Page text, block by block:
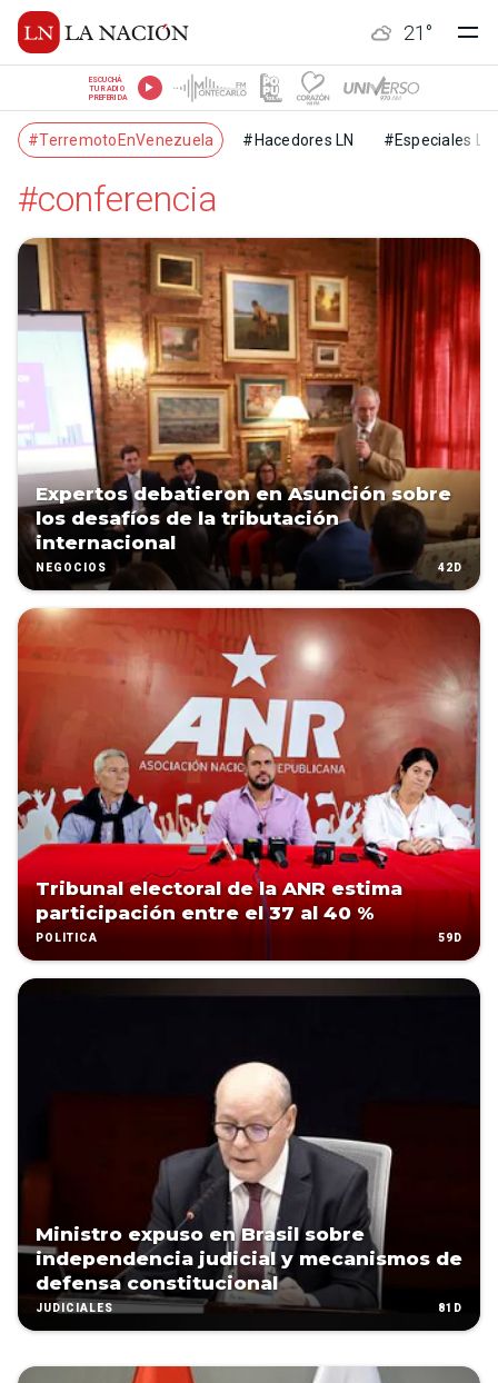
21 °
ESCUCHÁ
TU RADIO
PREFERIDA
#TerremotoEnVenezuela #Hacedores LN #Especiales LN
#conferencia
Expertos debatieron en Asunción sobre
los desafíos de la tributación
internacional
NEGOCIOS 42D
Tribunal electoral de la ANR estima
participación entre el 37 al 40 %
POLÍTICA 59D
Ministro expuso en Brasil sobre
independencia judicial y mecanismos de
defensa constitucional
JUDICIALES 81D